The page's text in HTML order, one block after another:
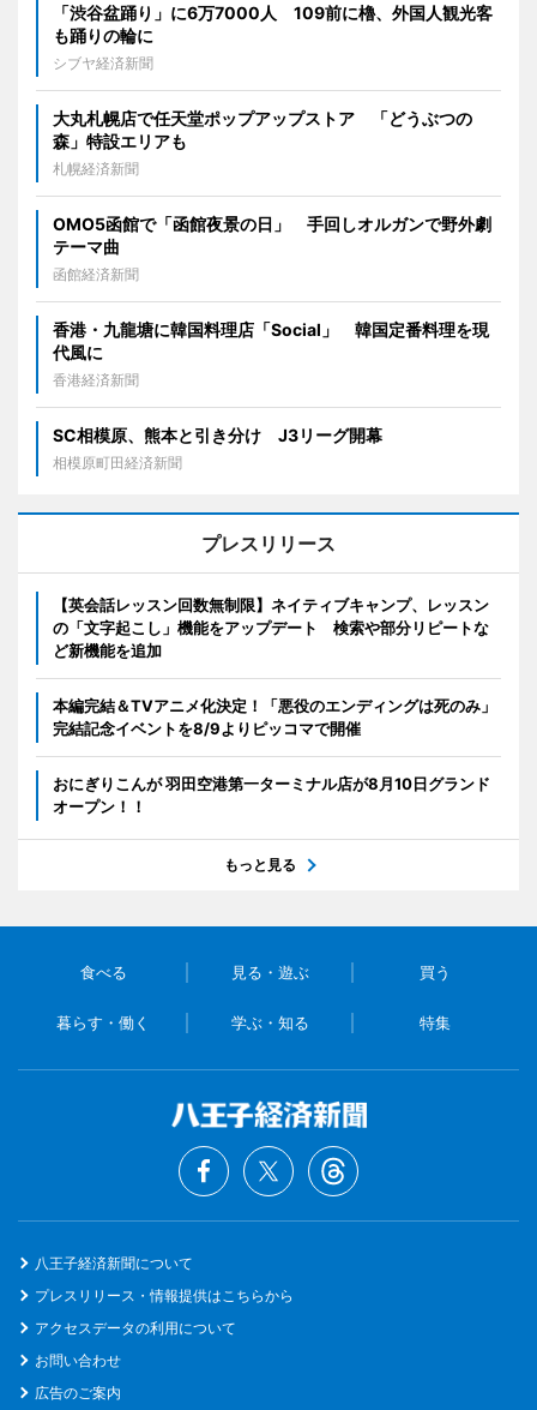
「渋谷盆踊り」に6万7000人 109前に櫓、外国人観光客
も踊りの輪に
シブヤ経済新聞
大丸札幌店で任天堂ポップアップストア 「どうぶつの
森」特設エリアも
札幌経済新聞
OMO5函館で「函館夜景の日」 手回しオルガンで野外劇
テーマ曲
函館経済新聞
香港・九龍塘に韓国料理店「Social」 韓国定番料理を現
代風に
香港経済新聞
SC相模原、熊本と引き分け J3リーグ開幕
相模原町田経済新聞
プレスリリース
【英会話レッスン回数無制限】ネイティブキャンプ、レッスン
の「文字起こし」機能をアップデート 検索や部分リピートな
ど新機能を追加
本編完結＆TVアニメ化決定！「悪役のエンディングは死のみ」
完結記念イベントを8/9よりピッコマで開催
おにぎりこんが 羽田空港第一ターミナル店が8月10日グランド
オープン！！
もっと見る
食べる 見る・遊ぶ 買う
暮らす・働く 学ぶ・知る 特集
八王子経済新聞について
プレスリリース・情報提供はこちらから
アクセスデータの利用について
お問い合わせ
広告のご案内